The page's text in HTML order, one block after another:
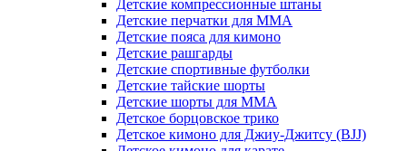
Детские компрессионные штаны
Детские перчатки для ММА
Детские пояса для кимоно
Детские рашгарды
Детские спортивные футболки
Детские тайские шорты
Детские шорты для ММА
Детское борцовское трико
Детское кимоно для Джиу-Джитсу (BJJ)